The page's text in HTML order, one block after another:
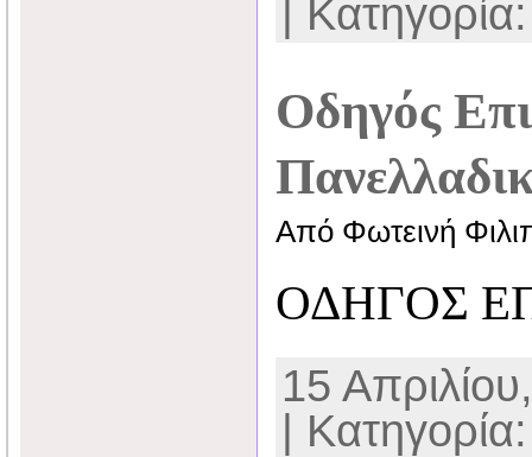
|
Οδηγός
Από Φωτεινή
ΟΔΗΓΟΣ
15
|